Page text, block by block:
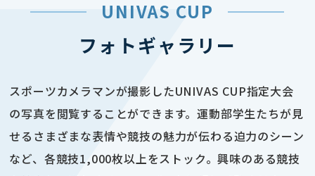
UNIVAS CUP
フォトギャラリー
スポーツカメラマンが撮影したUNIVAS CUP指定大会
の写真を閲覧することができます。運動部学生たちが見
せるさまざまな表情や競技の魅力が伝わる迫力のシーン
など、各競技1,000枚以上をストック。興味のある競技